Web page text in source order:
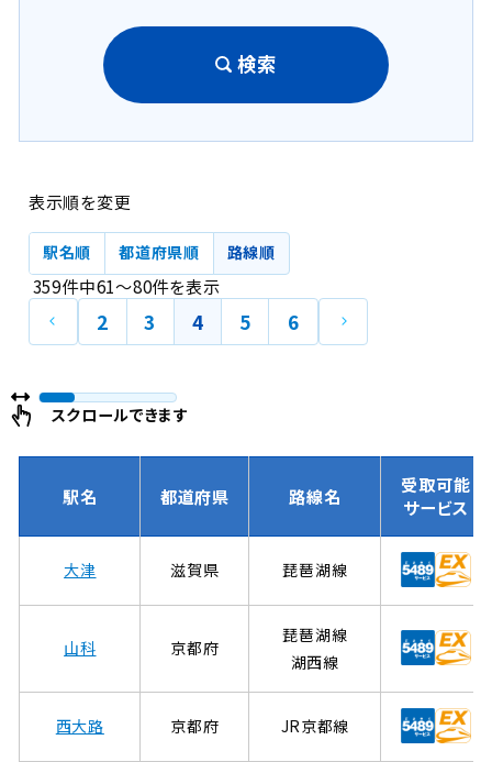
検索
表示順を変更
駅名順 都道府県順 路線順
359件中61～80件を表示
の
ー
ジ
2 3 4 5 6
の
スクロールできます
駅名 都道府県 路線名
受取可能
サービス
大津 滋賀県 琵琶湖線
山科 京都府
琵琶湖線
湖西線
西大路 京都府 JR京都線